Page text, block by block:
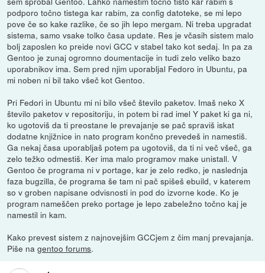
podporo točno tistega kar rabim, za config datoteke, se mi lepo
pove če so kake razlike, če so jih lepo mergam. Ni treba upgradat
sistema, samo vsake tolko časa update. Res je včasih sistem malo
bolj zaposlen ko preide novi GCC v stabel tako kot sedaj. In pa za
Gentoo je zunaj ogromno doumentacije in tudi zelo veliko bazo
uporabnikov ima. Sem pred njim uporabljal Fedoro in Ubuntu, pa
mi noben ni bil tako všeč kot Gentoo.
Pri Fedori in Ubuntu mi ni bilo všeč število paketov. Imaš neko X
število paketov v repositoriju, in potem bi rad imel Y paket ki ga ni,
ko ugotoviš da ti preostane le prevajanje se pač spraviš iskat
dodatne knjižnice in nato program končno prevedeš in namestiš.
Ga nekaj časa uporabljaš potem pa ugotoviš, da ti ni več všeč, ga
zelo težko odmestiš. Ker ima malo programov make unistall. V
Gentoo če programa ni v portage, kar je zelo redko, je naslednja
faza bugzilla, če programa še tam ni pač spišeš ebuild, v katerem
so v groben napisane odvisnosti in pod do izvorne kode. Ko je
program nameščen preko portage je lepo zabeležno točno kaj je
namestil in kam.
Kako prevest sistem z najnovejšim GCCjem z čim manj prevajanja.
Piše nagentoo forums.